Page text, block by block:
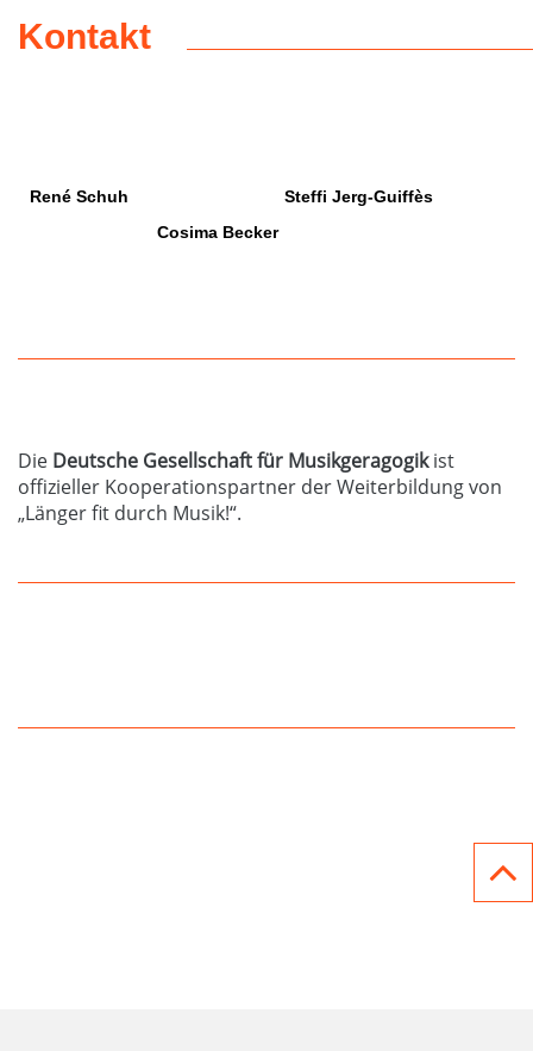
Kontakt
René Schuh
Steffi Jerg-Guiffès
Cosima Becker
Die Deutsche Gesellschaft für Musikgeragogikist
offizieller Kooperationspartner der Weiterbildung von
„Länger fit durch Musik!“.